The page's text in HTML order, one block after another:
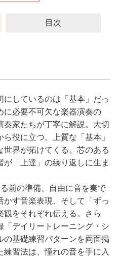
目次
しているのは「基本」だっ
必要不可欠な楽器演奏の
奏家たちが丁寧に解説。大切
役に立つ。上質な「基本」
界が拓けてくる。芯のある
が「上達」の繰り返しに生ま
前の準備、自由に音を奏で
かす音楽表現、そして「ずっ
観をそれぞれ伝える。さら
「デイリートレーニング・シ
の基礎練習パターンを両面掲
習法は、憧れの音を手に入